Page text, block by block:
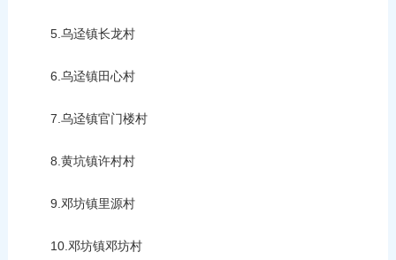
5.乌迳镇长龙村
6.乌迳镇田心村
7.乌迳镇官门楼村
8.黄坑镇许村村
9.邓坊镇里源村
10.邓坊镇邓坊村